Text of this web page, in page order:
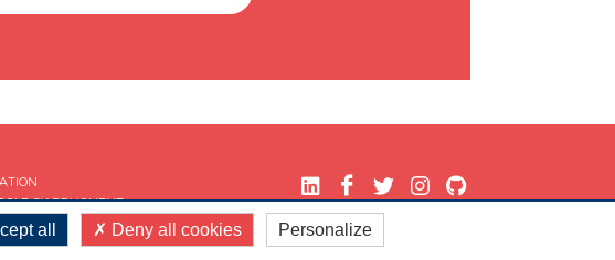
S'APPLIQUENT.
all Deny all cookies Personalize